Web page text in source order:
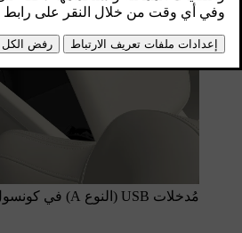
مُدخلات USB (النوع A) في كونسول النفق. دع الكابل ممدودًا للأمام بحيث لا ينحشر عند إغلاق الغطاء.